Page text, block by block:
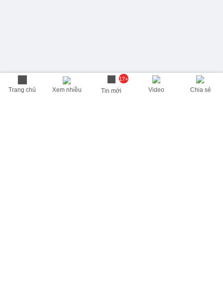
Trang chủ Xem nhiều
17+
Tin mới Video Chia sẻ